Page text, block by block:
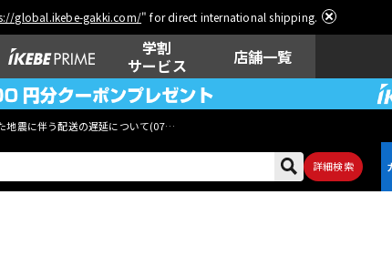
global.ikebe-gakki.com/" for direct international shipping.
学割
サービス
店舗一覧
地震に伴う配送の遅延について(07月29日
詳細検索